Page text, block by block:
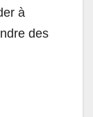
à
des